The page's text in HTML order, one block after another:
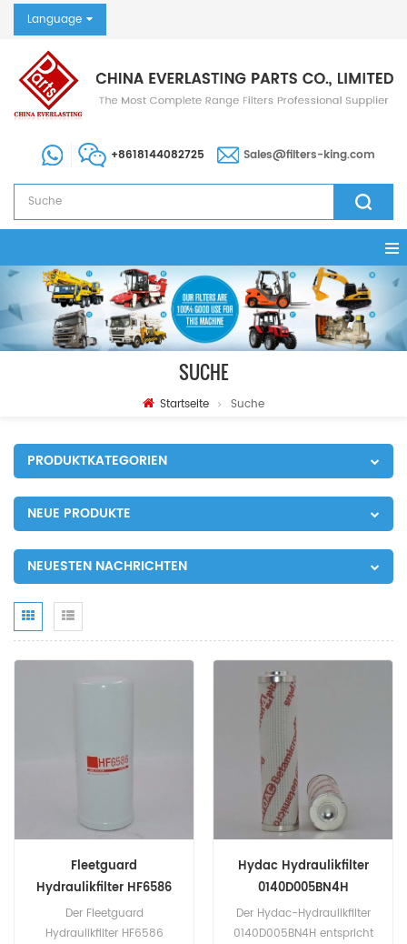
Language
+8618144082725 Sales@filters-king.com
SUCHE
Startseite Suche
PRODUKTKATEGORIEN
NEUE PRODUKTE
NEUESTEN NACHRICHTEN
Fleetguard
Hydraulikfilter HF6586
Caterpillar 9T-0973
9T0973
Der Fleetguard
Hydraulikfilter HF6586
Hydac Hydraulikfilter
0140D005BN4H
140D005BN4H
Der Hydac-Hydraulikfilter
0140D005BN4H entspricht